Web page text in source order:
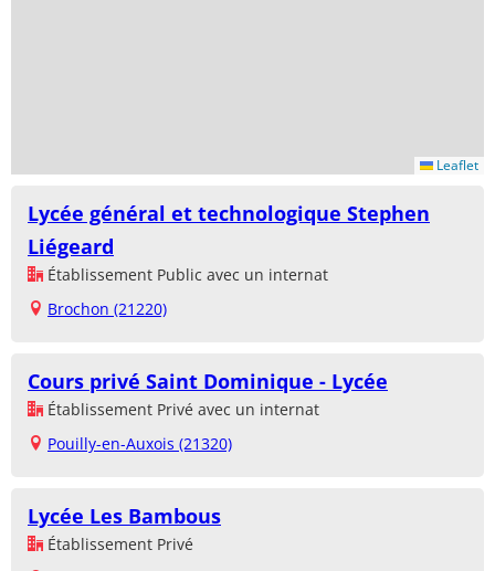
Leaflet
Lycée général et technologique Stephen
Liégeard
Établissement Public avec un internat
Brochon (21220)
Cours privé Saint Dominique - Lycée
Établissement Privé avec un internat
Pouilly-en-Auxois (21320)
Lycée Les Bambous
Établissement Privé